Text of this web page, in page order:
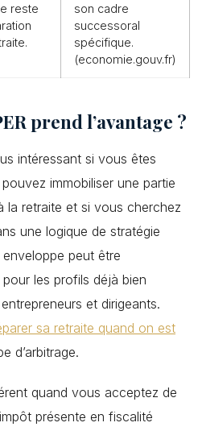
reste
son cadre
successoral
spécifique.
(economie.gouv.fr)
prend l’avantage ?
intéressant si vous êtes
immobiliser une partie
la retraite et si vous cherchez
une logique de stratégie
peut être
les profils déjà bien
et dirigeants.
sa retraite quand on est
d’arbitrage.
quand vous acceptez de
présente en fiscalité